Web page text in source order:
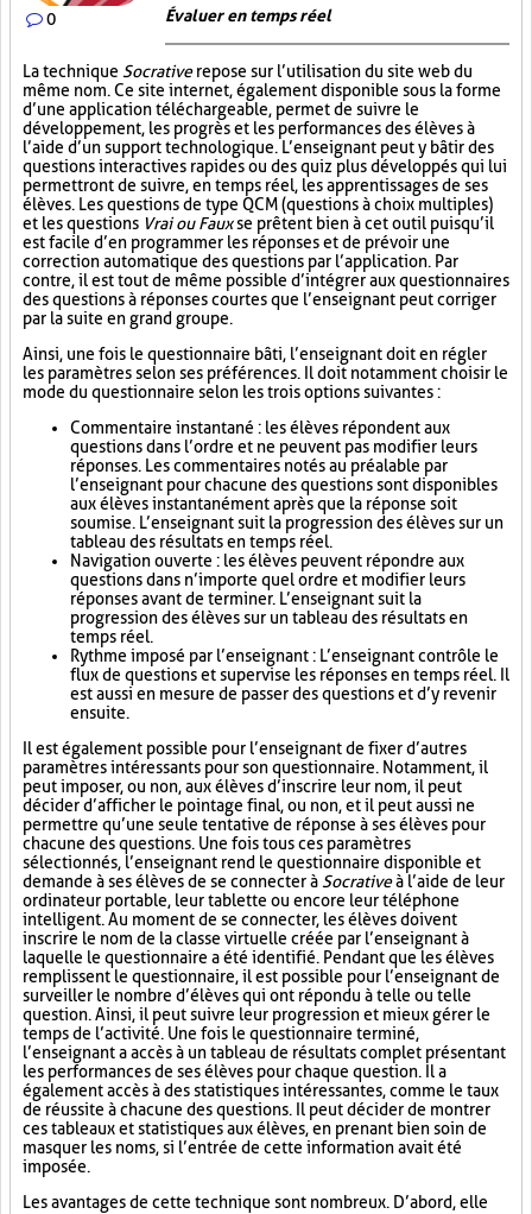
0 Évaluer en temps réel
La technique Socrativerepose sur l’utilisation du site web du
même nom. Ce site internet, également disponible sous la forme
d’une application téléchargeable, permet de suivre le
développement, les progrès et les performances des élèves à
l’aide d’un support technologique. L’enseignant peut y bâtir des
questions interactives rapides ou des quiz plus développés qui lui
permettront de suivre, en temps réel, les apprentissages de ses
élèves. Les questions de type QCM (questions à choix multiples)
et les questions Vrai ou Fauxse prêtent bien à cet outil puisqu’il
est facile d’en programmer les réponses et de prévoir une
correction automatique des questions par l’application. Par
contre, il est tout de même possible d’intégrer aux questionnaires
des questions à réponses courtes que l’enseignant peut corriger
par la suite en grand groupe.
Ainsi, une fois le questionnaire bâti, l’enseignant doit en régler
les paramètres selon ses préférences. Il doit notamment choisir le
mode du questionnaire selon les trois options suivantes :
Commentaire instantané : les élèves répondent aux
questions dans l’ordre et ne peuvent pas modifier leurs
réponses. Les commentaires notés au préalable par
l’enseignant pour chacune des questions sont disponibles
aux élèves instantanément après que la réponse soit
soumise. L’enseignant suit la progression des élèves sur un
tableau des résultats en temps réel.
Navigation ouverte : les élèves peuvent répondre aux
questions dans n’importe quel ordre et modifier leurs
réponses avant de terminer. L’enseignant suit la
progression des élèves sur un tableau des résultats en
temps réel.
Rythme imposé par l’enseignant : L’enseignant contrôle le
flux de questions et supervise les réponses en temps réel. Il
est aussi en mesure de passer des questions et d’y revenir
ensuite.
Il est également possible pour l’enseignant de fixer d’autres
paramètres intéressants pour son questionnaire. Notamment, il
peut imposer, ou non, aux élèves d’inscrire leur nom, il peut
décider d’afficher le pointage final, ou non, et il peut aussi ne
permettre qu’une seule tentative de réponse à ses élèves pour
chacune des questions. Une fois tous ces paramètres
sélectionnés, l’enseignant rend le questionnaire disponible et
demande à ses élèves de se connecter à Socrativeà l’aide de leur
ordinateur portable, leur tablette ou encore leur téléphone
intelligent. Au moment de se connecter, les élèves doivent
inscrire le nom de la classe virtuelle créée par l’enseignant à
laquelle le questionnaire a été identifié. Pendant que les élèves
remplissent le questionnaire, il est possible pour l’enseignant de
surveiller le nombre d’élèves qui ont répondu à telle ou telle
question. Ainsi, il peut suivre leur progression et mieux gérer le
temps de l’activité. Une fois le questionnaire terminé,
l’enseignant a accès à un tableau de résultats complet présentant
les performances de ses élèves pour chaque question. Il a
également accès à des statistiques intéressantes, comme le taux
de réussite à chacune des questions. Il peut décider de montrer
ces tableaux et statistiques aux élèves, en prenant bien soin de
masquer les noms, si l’entrée de cette information avait été
imposée.
Les avantages de cette technique sont nombreux. D’abord, elle